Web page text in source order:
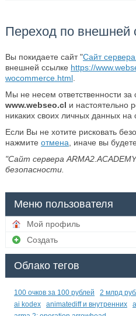
Переход по внешней
Вы покидаете сайт "Сайт
внешней ссылке https://
wocommerce.html.
Мы не несем ответственности за
www.webseo.cl и настоятельно
никаких своих личных данных на
Если Вы не хотите рисковать
нажмите отмена , иначе вы
"Сайт сервера
безопасности.
Меню пользователя
Мой профиль
Создать
Облако тегов
100 очков за 100 рублей 2 млрд
ai kodex
animatediff и внутренних